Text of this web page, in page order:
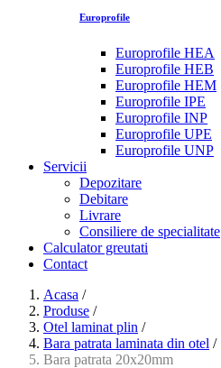
Europrofile
Europrofile HEA
Europrofile HEB
Europrofile HEM
Europrofile IPE
Europrofile INP
Europrofile UPE
Europrofile UNP
Servicii
Depozitare
Debitare
Livrare
Consiliere de specialitate
Calculator greutati
Contact
Acasa /
Produse /
Otel laminat plin /
Bara patrata laminata din otel /
Bara patrata 20x20mm